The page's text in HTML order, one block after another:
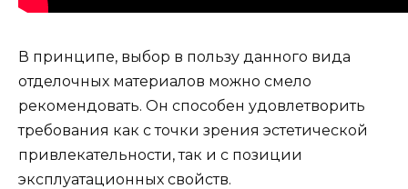
В принципе, выбор в пользу данного вида
отделочных материалов можно смело
рекомендовать. Он способен удовлетворить
требования как с точки зрения эстетической
привлекательности, так и с позиции
эксплуатационных свойств.